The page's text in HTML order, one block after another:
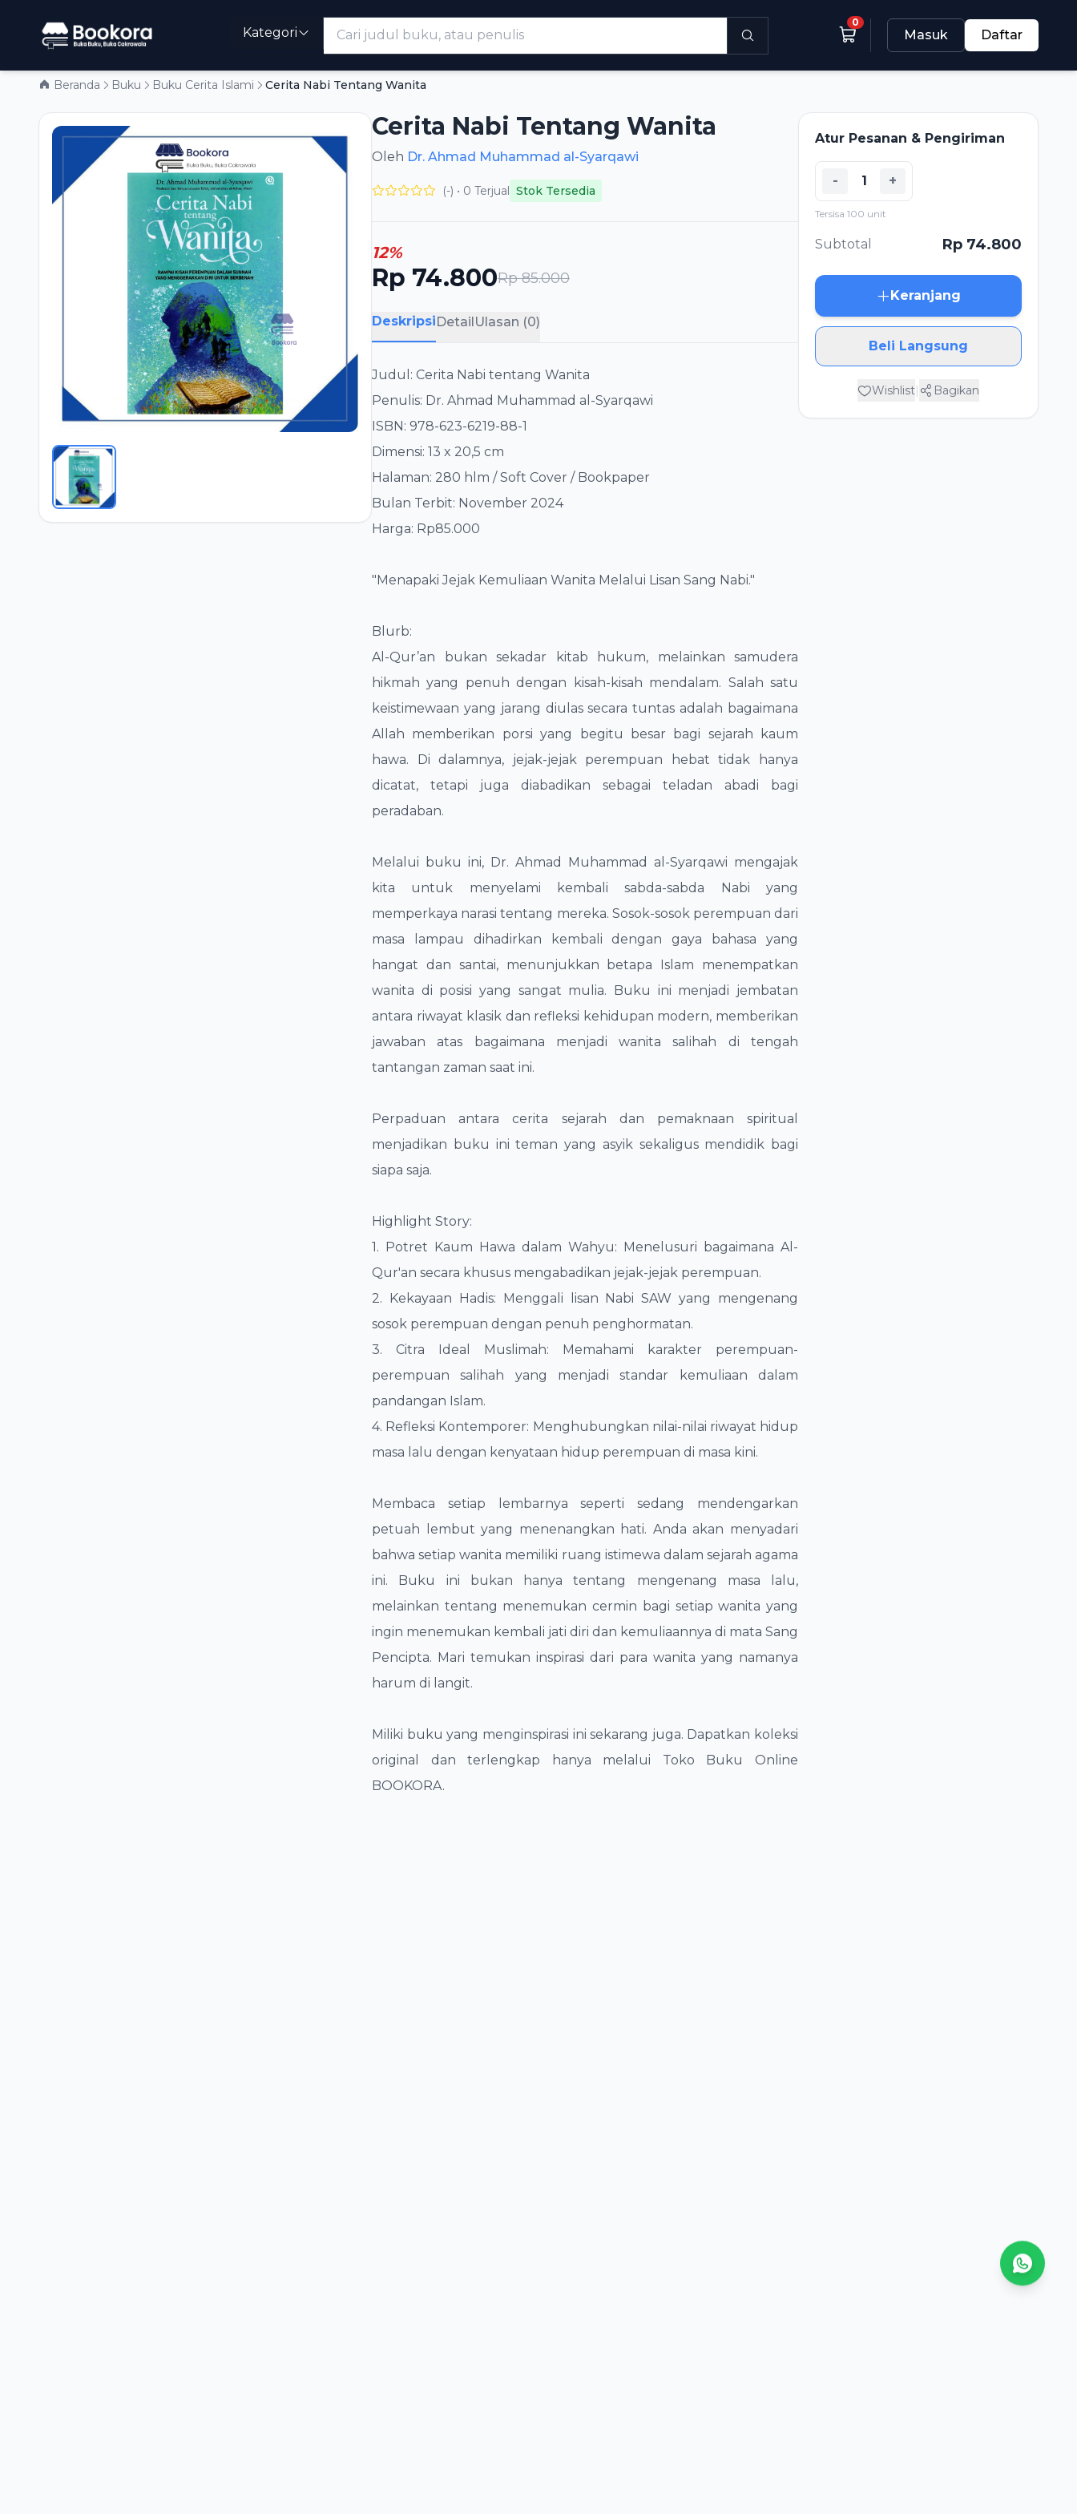
Kategori
0
Masuk Daftar
Beranda Buku Buku Cerita Islami Cerita Nabi Tentang Wanita
Cerita Nabi Tentang Wanita
Oleh Dr. Ahmad Muhammad al-Syarqawi
(-) • 0 Terjual Stok Tersedia
12%
Rp 74.800Rp 85.000
DeskripsiDetailUlasan (0)
Judul: Cerita Nabi tentang Wanita
​Penulis: Dr. Ahmad Muhammad al-Syarqawi
​ISBN: 978-623-6219-88-1
​Dimensi: 13 x 20,5 cm
​Halaman: 280 hlm / Soft Cover / Bookpaper
​Bulan Terbit: November 2024
​Harga: Rp85.000
​"Menapaki Jejak Kemuliaan Wanita Melalui Lisan Sang Nabi."
Blurb:
​Al-Qur’an bukan sekadar kitab hukum, melainkan samudera
hikmah yang penuh dengan kisah-kisah mendalam. Salah satu
keistimewaan yang jarang diulas secara tuntas adalah bagaimana
Allah memberikan porsi yang begitu besar bagi sejarah kaum
hawa. Di dalamnya, jejak-jejak perempuan hebat tidak hanya
dicatat, tetapi juga diabadikan sebagai teladan abadi bagi
peradaban.
​Melalui buku ini, Dr. Ahmad Muhammad al-Syarqawi mengajak
kita untuk menyelami kembali sabda-sabda Nabi yang
memperkaya narasi tentang mereka. Sosok-sosok perempuan dari
masa lampau dihadirkan kembali dengan gaya bahasa yang
hangat dan santai, menunjukkan betapa Islam menempatkan
wanita di posisi yang sangat mulia. Buku ini menjadi jembatan
antara riwayat klasik dan refleksi kehidupan modern, memberikan
jawaban atas bagaimana menjadi wanita salihah di tengah
tantangan zaman saat ini.
Perpaduan antara cerita sejarah dan pemaknaan spiritual
menjadikan buku ini teman yang asyik sekaligus mendidik bagi
siapa saja.
​Highlight Story:
​1. Potret Kaum Hawa dalam Wahyu: Menelusuri bagaimana Al-
Qur'an secara khusus mengabadikan jejak-jejak perempuan.
2. ​Kekayaan Hadis: Menggali lisan Nabi SAW yang mengenang
sosok perempuan dengan penuh penghormatan.
​3. Citra Ideal Muslimah: Memahami karakter perempuan-
perempuan salihah yang menjadi standar kemuliaan dalam
pandangan Islam.
​4. Refleksi Kontemporer: Menghubungkan nilai-nilai riwayat hidup
masa lalu dengan kenyataan hidup perempuan di masa kini.
​Membaca setiap lembarnya seperti sedang mendengarkan
petuah lembut yang menenangkan hati. Anda akan menyadari
bahwa setiap wanita memiliki ruang istimewa dalam sejarah agama
ini. Buku ini bukan hanya tentang mengenang masa lalu,
melainkan tentang menemukan cermin bagi setiap wanita yang
ingin menemukan kembali jati diri dan kemuliaannya di mata Sang
Pencipta. Mari temukan inspirasi dari para wanita yang namanya
harum di langit.
​Miliki buku yang menginspirasi ini sekarang juga. Dapatkan koleksi
original dan terlengkap hanya melalui Toko Buku Online
BOOKORA.
Atur Pesanan & Pengiriman
- +
Tersisa 100 unit
Subtotal Rp 74.800
Keranjang
Beli Langsung
Wishlist| Bagikan